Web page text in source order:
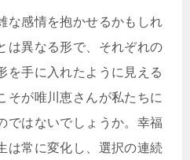
な感情を抱かせるかもしれ
は異なる形で、それぞれの
を手に入れたように見える
そが唯川恵さんが私たちに
ではないでしょうか。幸福
は常に変化し、選択の連続